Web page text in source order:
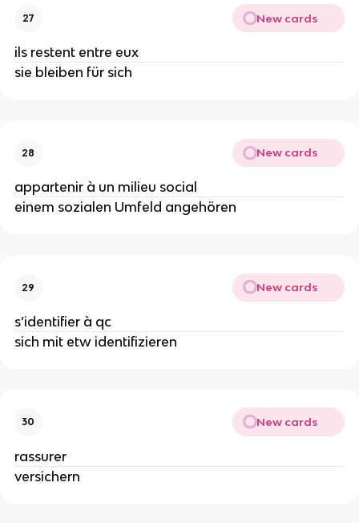
27 New cards
ils restent entre eux
sie bleiben für sich
28 New cards
appartenir à un milieu social
einem sozialen Umfeld angehören
29 New cards
s’identifier à qc
sich mit etw identifizieren
30 New cards
rassurer
versichern